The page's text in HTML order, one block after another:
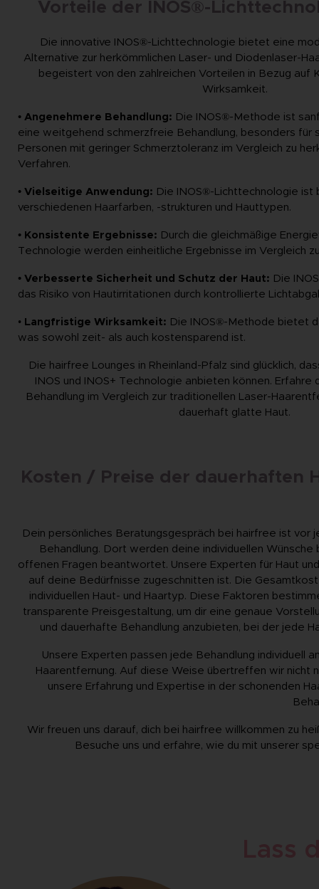
Vorteile der INOS®-
Die innovative INOS®-Lichttechnologie bietet eine
Alternative zur herkömmlichen Laser- und Diodenlaser-
begeistert von den zahlreichen Vorteilen in Bezug auf
Wirksamkeit.
• Angenehmere Behandlung: Die INOS®-Methode ist
eine weitgehend schmerzfreie Behandlung, besonders für
Personen mit geringer Schmerztoleranz im Vergleich zu
Verfahren.
• Vielseitige Anwendung: Die INOS®-Lichttechnologie
verschiedenen Haarfarben, -strukturen und Hauttypen.
• Konsistente Ergebnisse: Durch die gleichmäßige
Technologie werden einheitliche Ergebnisse im Vergleich
• Verbesserte Sicherheit und Schutz der Haut: Die
das Risiko von Hautirritationen durch kontrollierte
• Langfristige Wirksamkeit: Die INOS®-Methode bietet
was sowohl zeit- als auch kostensparend ist.
Die hairfree Lounges in Rheinland-Pfalz sind glücklich,
INOS und INOS+ Technologie anbieten können.
Behandlung im Vergleich zur traditionellen Laser-
dauerhaft glatte Haut.
Kosten / Preise der dauerhaften
Dein persönliches Beratungsgespräch bei hairfree ist
Behandlung. Dort werden deine individuellen
offenen Fragen beantwortet. Unsere Experten für Haut
auf deine Bedürfnisse zugeschnitten ist. Die
individuellen Haut- und Haartyp. Diese Faktoren
transparente Preisgestaltung, um dir eine genaue
und dauerhafte Behandlung anzubieten, bei der jede
Unsere Experten passen jede Behandlung individuell
Haarentfernung. Auf diese Weise übertreffen wir nicht
unsere Erfahrung und Expertise in der schonenden
Wir freuen uns darauf, dich bei hairfree willkommen zu
Besuche uns und erfahre, wie du mit unserer